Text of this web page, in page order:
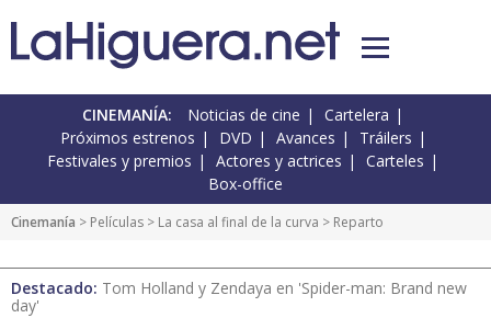
CINEMANÍA: Noticias de cine
Cartelera
Próximos estrenos
DVD Avances
Tráilers
Festivales y premios
Actores y actrices
Carteles
Box-office
Cinemanía > Películas > La casa al final de la curva > Reparto
Destacado: Tom Holland y Zendaya en 'Spider-man: Brand new
day'